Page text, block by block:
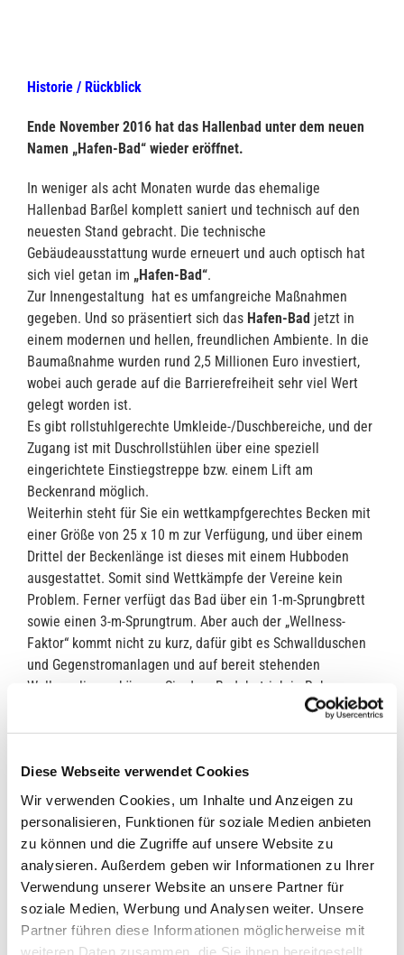
Diese Webseite verwendet Cookies
Wir verwenden Cookies, um Inhalte und Anzeigen zu
personalisieren, Funktionen für soziale Medien anbieten
zu können und die Zugriffe auf unsere Website zu
analysieren. Außerdem geben wir Informationen zu Ihrer
Verwendung unserer Website an unsere Partner für
soziale Medien, Werbung und Analysen weiter. Unsere
Partner führen diese Informationen möglicherweise mit
weiteren Daten zusammen, die Sie ihnen bereitgestellt
Historie / Rückblick
Ende November 2016 hat das Hallenbad unter dem neuen
Namen „Hafen-Bad“ wieder eröffnet.
In weniger als acht Monaten wurde das ehemalige
Hallenbad Barßel komplett saniert und technisch auf den
neuesten Stand gebracht. Die technische
Gebäudeausstattung wurde erneuert und auch optisch hat
sich viel getan im „Hafen-Bad“.
Zur Innengestaltung hat es umfangreiche Maßnahmen
gegeben. Und so präsentiert sich das Hafen-Bad jetzt in
einem modernen und hellen, freundlichen Ambiente. In die
Baumaßnahme wurden rund 2,5 Millionen Euro investiert,
wobei auch gerade auf die Barrierefreiheit sehr viel Wert
gelegt worden ist.
Es gibt rollstuhlgerechte Umkleide-/Duschbereiche, und der
Zugang ist mit Duschrollstühlen über eine speziell
eingerichtete Einstiegstreppe bzw. einem Lift am
Beckenrand möglich.
Weiterhin steht für Sie ein wettkampfgerechtes Becken mit
einer Größe von 25 x 10 m zur Verfügung, und über einem
Drittel der Beckenlänge ist dieses mit einem Hubboden
ausgestattet. Somit sind Wettkämpfe der Vereine kein
Problem. Ferner verfügt das Bad über ein 1-m-Sprungbrett
sowie einen 3-m-Sprungtrum. Aber auch der „Wellness-
Faktor“ kommt nicht zu kurz, dafür gibt es Schwallduschen
und Gegenstromanlagen und auf bereit stehenden
Wellnessliegen können Sie dem Badebetrieb in Ruhe
Mit einem umfangreichenFestprogrammam
der öffentliche Badebetrieb wieder aufgenommen.
Gleichzeitig wurde der 40. Geburtstag des Schwimmbades
gefeiert. Unter Mitwirkung aller Vereine im Bad hat es ein
tolles Programm für die Badegäste und Zuschauer zur
Wiedereröffnung gegeben. Alle Besucher und Beteiligten
sind und waren begeistert, vom neuen Glanz und der
Atmosphäre im Hafen-Bad .
Wir wünschen allen viel Freude und Spaß am Schwimmen
im neuen Hafen-Bad!